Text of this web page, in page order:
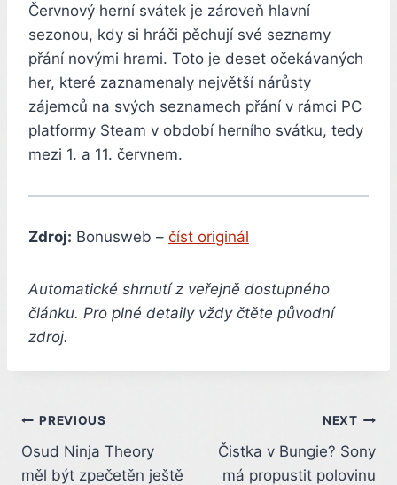
Červnový herní svátek je zároveň hlavní
sezonou, kdy si hráči pěchují své seznamy
přání novými hrami. Toto je deset očekávaných
her, které zaznamenaly největší nárůsty
zájemců na svých seznamech přání v rámci PC
platformy Steam v období herního svátku, tedy
mezi 1. a 11. červnem.
Zdroj: Bonusweb – číst originál
Automatické shrnutí z veřejně dostupného
článku. Pro plné detaily vždy čtěte původní
zdroj.
Post
navigation
PREVIOUS
Osud Ninja Theory
měl být zpečetěn ještě
NEXT
Čistka v Bungie? Sony
má propustit polovinu